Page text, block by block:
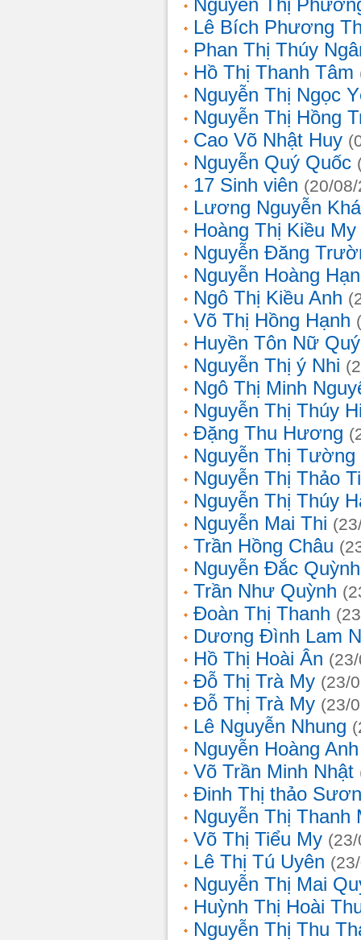
Nguyễn Thị
Lê Bích Phương
Phan Thị Thúy
Hồ Thị Thanh Tâm
Nguyễn Thị Ngọc
Nguyễn Thị Hồng
Cao Võ Nhật Huy
Nguyễn Quý Quốc
17 Sinh viên (20/
Lương Nguyễn
Hoàng Thị Kiều My
Nguyễn Đăng
Nguyễn Hoàng
Ngô Thị Kiều Anh
Võ Thị Hồng Hạnh
Huyền Tôn Nữ
Nguyễn Thị ý Nhi
Ngô Thị Minh
Nguyễn Thị Thúy
Đặng Thu Hương
Nguyễn Thị Tường
Nguyễn Thị Thảo
Nguyễn Thị Thúy
Nguyễn Mai Thi
Trần Hồng Châu
Nguyễn Đắc
Trần Như Quỳnh
Đoàn Thị Thanh
Dương Đình Lam
Hồ Thị Hoài Ân
Đỗ Thị Trà My (23/
Đỗ Thị Trà My (23/
Lê Nguyễn Nhung
Nguyễn Hoàng Anh
Võ Trần Minh Nhật
Đinh Thị thảo
Nguyễn Thị Thanh
Võ Thị Tiểu My
Lê Thị Tú Uyên
Nguyễn Thị Mai
Huỳnh Thị Hoài
Nguyễn Thị Thu